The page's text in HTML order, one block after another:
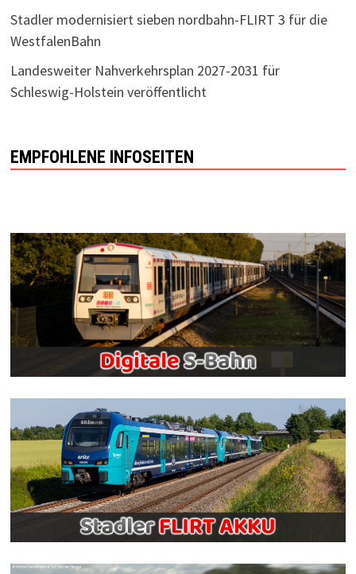
Stadler modernisiert sieben nordbahn-FLIRT 3 für die
WestfalenBahn
Landesweiter Nahverkehrsplan 2027-2031 für
Schleswig-Holstein veröffentlicht
EMPFOHLENE INFOSEITEN